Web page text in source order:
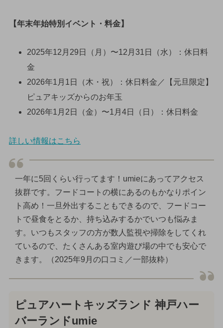
【年末年始特別イベント・料金】
2025年12月29日（月）〜12月31日（水）：休日料
金
2026年1月1日（木・祝）：休日料金／【元旦限定】
ピュアキッズからのお年玉
2026年1月2日（金）〜1月4日（日）：休日料金
詳しい情報はこちら
一年に5回くらい行ってます！umieにあってアクセス
抜群です。フードコートの横にあるのもかなりポイン
ト高め！一旦外出することもできるので、フードコー
トで昼食をとるか、持ち込みするかでいつも悩みま
す。いつもスタッフの方が数人監視や掃除をしてくれ
ているので、たくさんある室内遊び場の中でも安心で
きます。（2025年9月の口コミ／一部抜粋）
ピュアハートキッズランド 神戸ハー
バーランドumie